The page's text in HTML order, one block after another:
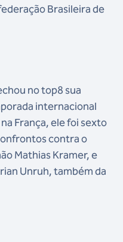
Brasileira de
no top8 sua
internacional
França, ele foi sexto
contra o
Mathias Kramer, e
Unruh, também da